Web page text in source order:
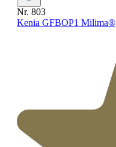
Nr. 803
Kenia GFBOP1 Milima®